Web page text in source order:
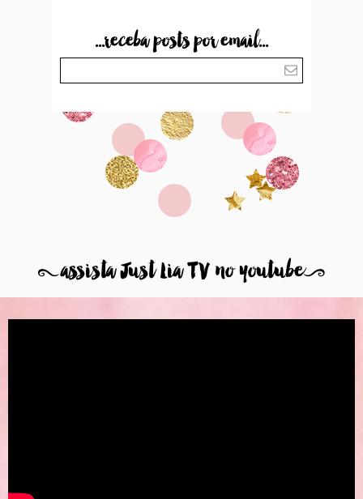
...receba posts por email...
8assista Just Lia TV no youtube9